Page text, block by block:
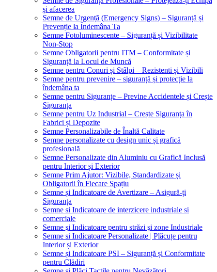
și afacerea
Semne de Urgență (Emergency Signs) – Siguranță și
Prevenție la Îndemâna Ta
Semne Fotoluminescente – Siguranță și Vizibilitate
Non-Stop
Semne Obligatorii pentru ITM – Conformitate și
Siguranță la Locul de Muncă
Semne pentru Conuri și Stâlpi – Rezistenti și Vizibili
Semne pentru prevenire – siguranță și protecție la
îndemâna ta
Semne pentru Siguranțe – Previne Accidentele și Crește
Siguranța
Semne pentru Uz Industrial – Crește Siguranța în
Fabrici și Depozite
Semne Personalizabile de Înaltă Calitate
Semne personalizate cu design unic și grafică
profesională
Semne Personalizate din Aluminiu cu Grafică Inclusă
pentru Interior și Exterior
Semne Prim Ajutor: Vizibile, Standardizate și
Obligatorii în Fiecare Spațiu
Semne și Indicatoare de Avertizare – Asigură-ți
Siguranța
Semne si Indicatoare de interzicere industriale si
comerciale
Semne şi Indicatoare pentru străzi şi zone Industriale
Semne si Indicatoare Personalizate | Plăcuțe pentru
Interior și Exterior
Semne și Indicatoare PSI – Siguranță și Conformitate
pentru Clădiri